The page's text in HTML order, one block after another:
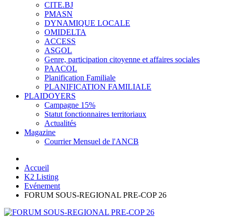
CITE.BJ
PMASN
DYNAMIQUE LOCALE
OMIDELTA
ACCESS
ASGOL
Genre, participation citoyenne et affaires sociales
PAACOL
Planification Familiale
PLANIFICATION FAMILIALE
PLAIDOYERS
Campagne 15%
Statut fonctionnaires territoriaux
Actualités
Magazine
Courrier Mensuel de l'ANCB
Accueil
K2 Listing
Evénement
FORUM SOUS-REGIONAL PRE-COP 26